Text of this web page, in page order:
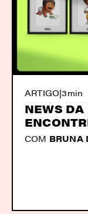
ARTIGO|3min
NEWS DA
COM BRUNA